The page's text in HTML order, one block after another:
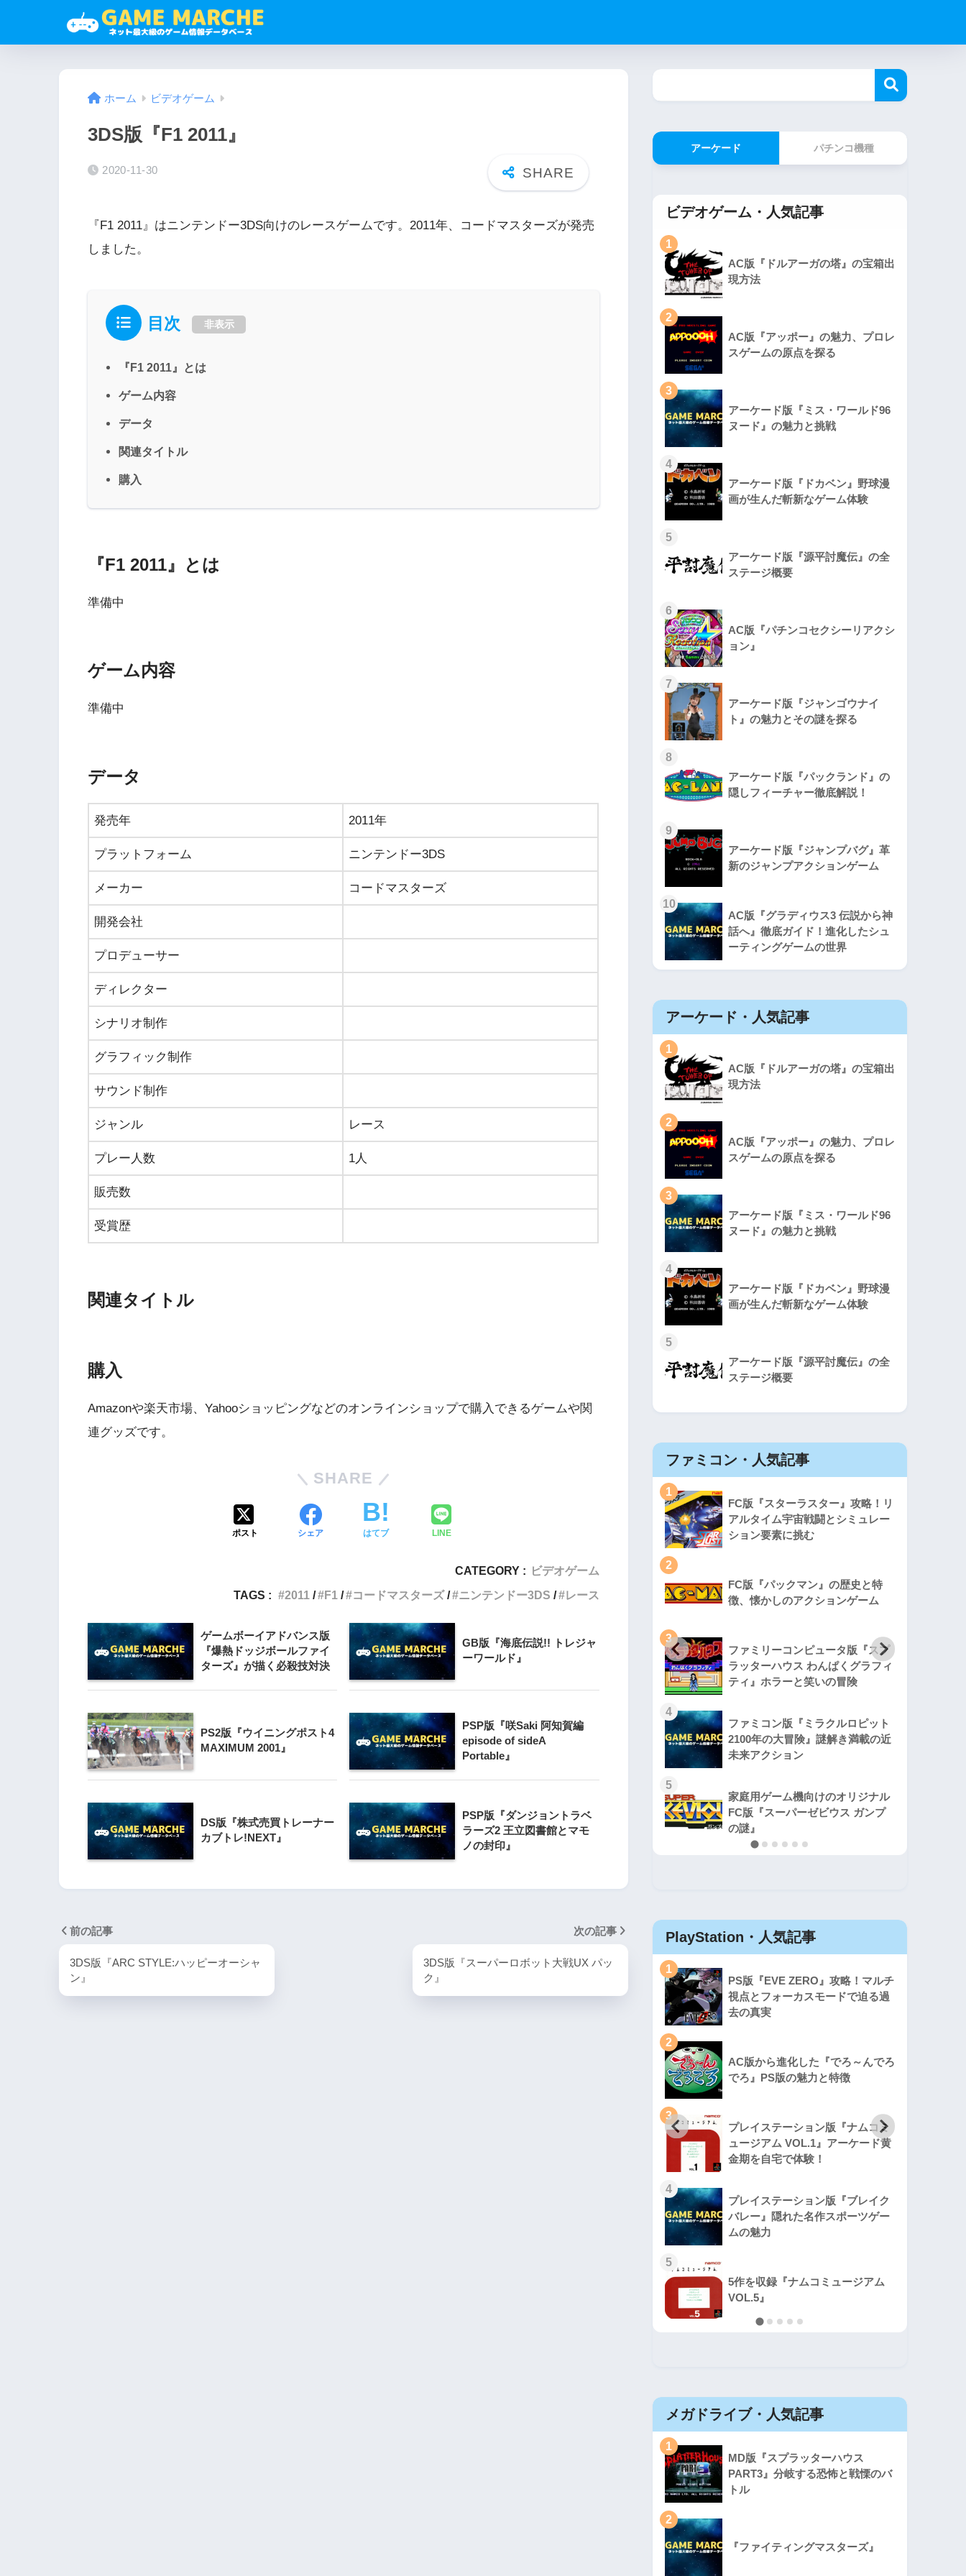
ホーム ビデオゲーム
3DS版『F1 2011』
2020-11-30
『F1 2011』はニンテンドー3DS向けのレースゲームです。2011年、コードマスターズが発売
しました。
目次 非表示
『F1 2011』とは
ゲーム内容
データ
関連タイトル
購入
『F1 2011』とは
準備中
ゲーム内容
準備中
データ
発売年 2011年
プラットフォーム ニンテンドー3DS
メーカー コードマスターズ
開発会社
プロデューサー
ディレクター
シナリオ制作
グラフィック制作
サウンド制作
ジャンル レース
プレー人数 1人
販売数
受賞歴
関連タイトル
購入
Amazonや楽天市場、Yahooショッピングなどのオンラインショップで購入できるゲームや関
連グッズです。
SHARE
ポスト シェア はてブ LINE
CATEGORY : ビデオゲーム
TAGS :
2011 F1 コードマスターズ ニンテンドー3DS レース
ゲームボーイアドバンス版
『爆熱ドッジボールファイ
ターズ』が描く必殺技対決
GB版『海底伝説!! トレジャ
ーワールド』
PS2版『ウイニングポスト4
MAXIMUM 2001』
PSP版『咲Saki 阿知賀編
episode of sideA
Portable』
DS版『株式売買トレーナー
カブトレ!NEXT』
PSP版『ダンジョントラベ
ラーズ2 王立図書館とマモ
ノの封印』
前の記事
3DS版『ARC STYLE:ハッピーオーシャ
ン』
次の記事
3DS版『スーパーロボット大戦UX パッ
ク』
アーケード パチンコ機種
ビデオゲーム・人気記事
1
AC版『ドルアーガの塔』の宝箱出
現方法
2
AC版『アッポー』の魅力、プロレ
スゲームの原点を探る
3
アーケード版『ミス・ワールド96
ヌード』の魅力と挑戦
4
アーケード版『ドカベン』野球漫
画が生んだ斬新なゲーム体験
5
アーケード版『源平討魔伝』の全
ステージ概要
6
AC版『パチンコセクシーリアクシ
ョン』
7
アーケード版『ジャンゴウナイ
ト』の魅力とその謎を探る
8
アーケード版『パックランド』の
隠しフィーチャー徹底解説！
9
アーケード版『ジャンプバグ』革
新のジャンプアクションゲーム
10
AC版『グラディウス3 伝説から神
話へ』徹底ガイド！進化したシュ
ーティングゲームの世界
アーケード・人気記事
1
AC版『ドルアーガの塔』の宝箱出
現方法
2
AC版『アッポー』の魅力、プロレ
スゲームの原点を探る
3
アーケード版『ミス・ワールド96
ヌード』の魅力と挑戦
4
アーケード版『ドカベン』野球漫
画が生んだ斬新なゲーム体験
5
アーケード版『源平討魔伝』の全
ステージ概要
WiiU版『ズンバ・フィットネス・
ワールドパーティ』
ーズ初のオンライン化の挑戦
3
Wii版『クレイジークライマー
Wii』直感アクションと障害物突破
4
『星のカービィ Wii』
5
Wii版『星のカービィ 20周年スペ
シャルコレクション』
【動画】1993年の名作復活！エメ
ラルディア特集でゲームの深層に
3
PS4とSwitchで復刻『VS.スター
4
Switch版『ドラゴンボールZ 超武
闘伝』
5
PS4版が復刻！最大4人対戦の魅力
を再び体験
ファミコン・人気記事
1
FC版『スターラスター』攻略！リ
アルタイム宇宙戦闘とシミュレー
ション要素に挑む
2
FC版『パックマン』の歴史と特
徴、懐かしのアクションゲーム
3
ファミリーコンピュータ版『スプ
ラッターハウス わんぱくグラフィ
ティ』ホラーと笑いの冒険
4
ファミコン版『ミラクルロピット
2100年の大冒険』謎解き満載の近
未来アクション
5
家庭用ゲーム機向けのオリジナル
FC版『スーパーゼビウス ガンプ
の謎』
1
PS4版『迷宮経営SLG Zombie6tal
PS5版『ストリートファイター6』
PlayStation・人気記事
1
PS版『EVE ZERO』攻略！マルチ
視点とフォーカスモードで迫る過
去の真実
2
AC版から進化した『でろ～んでろ
でろ』PS版の魅力と特徴
3
プレイステーション版『ナムコミ
ュージアム VOL.1』アーケード黄
金期を自宅で体験！
4
プレイステーション版『ブレイク
バレー』隠れた名作スポーツゲー
ムの魅力
5
5作を収録『ナムコミュージアム
VOL.5』
メガドライブ・人気記事
1
MD版『スプラッターハウス
PART3』分岐する恐怖と戦慄のバ
トル
2
『ファイティングマスターズ』